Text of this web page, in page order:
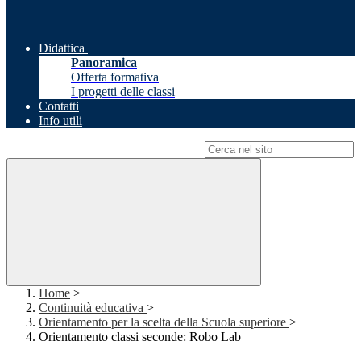
Didattica
Panoramica
Offerta formativa
I progetti delle classi
Contatti
Info utili
Home >
Continuità educativa >
Orientamento per la scelta della Scuola superiore >
Orientamento classi seconde: Robo Lab